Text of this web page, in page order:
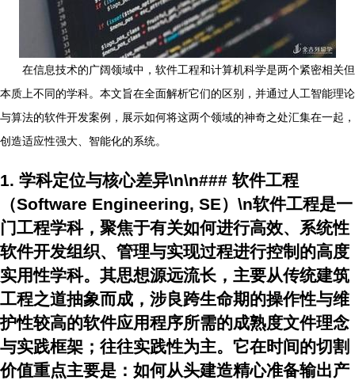
在信息技术的广阔领域中，软件工程和计算机科学是两个紧密相关但
本质上不同的学科。本文旨在全面解析它们的区别，并通过人工智能理论
与算法的软件开发案例，展示如何将这两个领域的神奇之处汇集在一起，
创造适应性强大、智能化的系统。
1. 学科定位与核心差异\n\n### 软件工程
（Software Engineering, SE）\n软件工程是一
门工程学科，聚焦于有关如何进行高效、系统性
软件开发组织、管理与实现过程进行控制的高度
实用性学科。其思想源远流长，主要从传统建筑
工程之道抽象而成，涉良跨生命期的操作性与维
护性较高的软件应用程序所需的成熟度文件理念
与实践框架；往往实践性为主。它在时间的切割
价值重点主要是：如何从头建造精心准备输出产